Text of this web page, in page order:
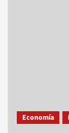
Economía